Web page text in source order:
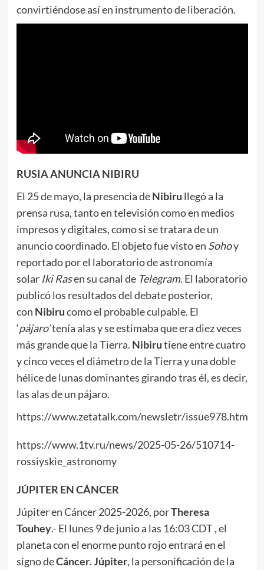
convirtiéndose así en instrumento de liberación.
RUSIA ANUNCIA NIBIRU
El 25 de mayo, la presencia deNibiru llegó a la
prensa rusa, tanto en televisión como en medios
impresos y digitales, como si se tratara de un
anuncio coordinado. El objeto fue visto en Sohoy
reportado por el laboratorio de astronomía
solar Iki Rasen su canal de Telegram. El laboratorio
publicó los resultados del debate posterior,
con Nibirucomo el probable culpable. El
‘pájaro’tenía alas y se estimaba que era diez veces
más grande que la Tierra. Nibirutiene entre cuatro
y cinco veces el diámetro de la Tierra y una doble
hélice de lunas dominantes girando tras él, es decir,
las alas de un pájaro.
https://www.zetatalk.com/newsletr/issue978.htm
https://www.1tv.ru/news/2025-05-26/510714-
rossiyskie_astronomy
JÚPITER EN CÁNCER
Júpiter en Cáncer 2025-2026, porTheresa
Touhey.- El lunes 9 de junio a las 16:03 CDT , el
planeta con el enorme punto rojo entrará en el
signo deCáncer.Júpiter, la personificación de la